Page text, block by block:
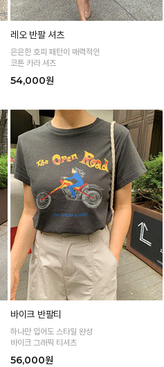
레오 반팔 셔츠
은은한 호피 패턴이 매력적인
코튼 카라 셔츠
54,000원
바이크 반팔티
하나만 입어도 스타일 완성
바이크 그래픽 티셔츠
56,000원